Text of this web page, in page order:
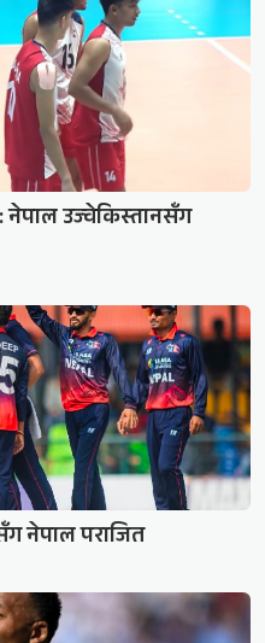
नेपाल उज्वेकिस्तानसँग
नेपाल पराजित